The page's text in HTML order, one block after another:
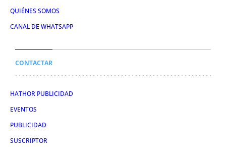
QUIÉNES SOMOS
CANAL DE WHATSAPP
CONTACTAR
HATHOR PUBLICIDAD
EVENTOS
PUBLICIDAD
SUSCRIPTOR